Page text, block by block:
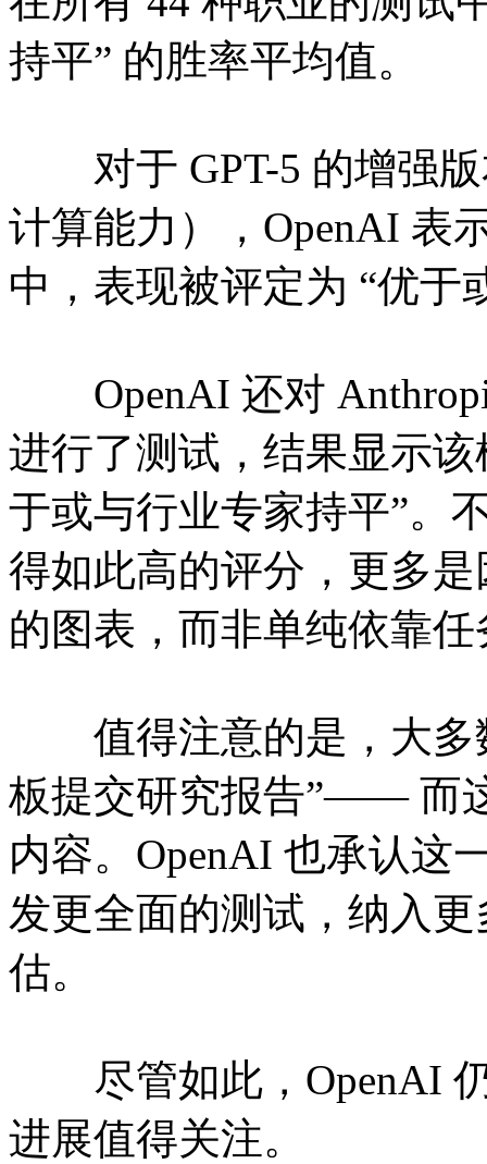
持平” 的胜率平均值。
对于 GPT-5 的增强版
计算能力），OpenAI 表
中，表现被评定为 “优于
OpenAI 还对
进行了测试，结果显示
于或与行业专家持平”。
得如此高的评分，更多
的图表，而非单纯依靠
值得注意的是，大多
板提交研究报告”—— 而
内容。OpenAI 也承认这
发更全面的测试，纳入
估。
尽管如此，OpenAI 仍
进展值得关注。